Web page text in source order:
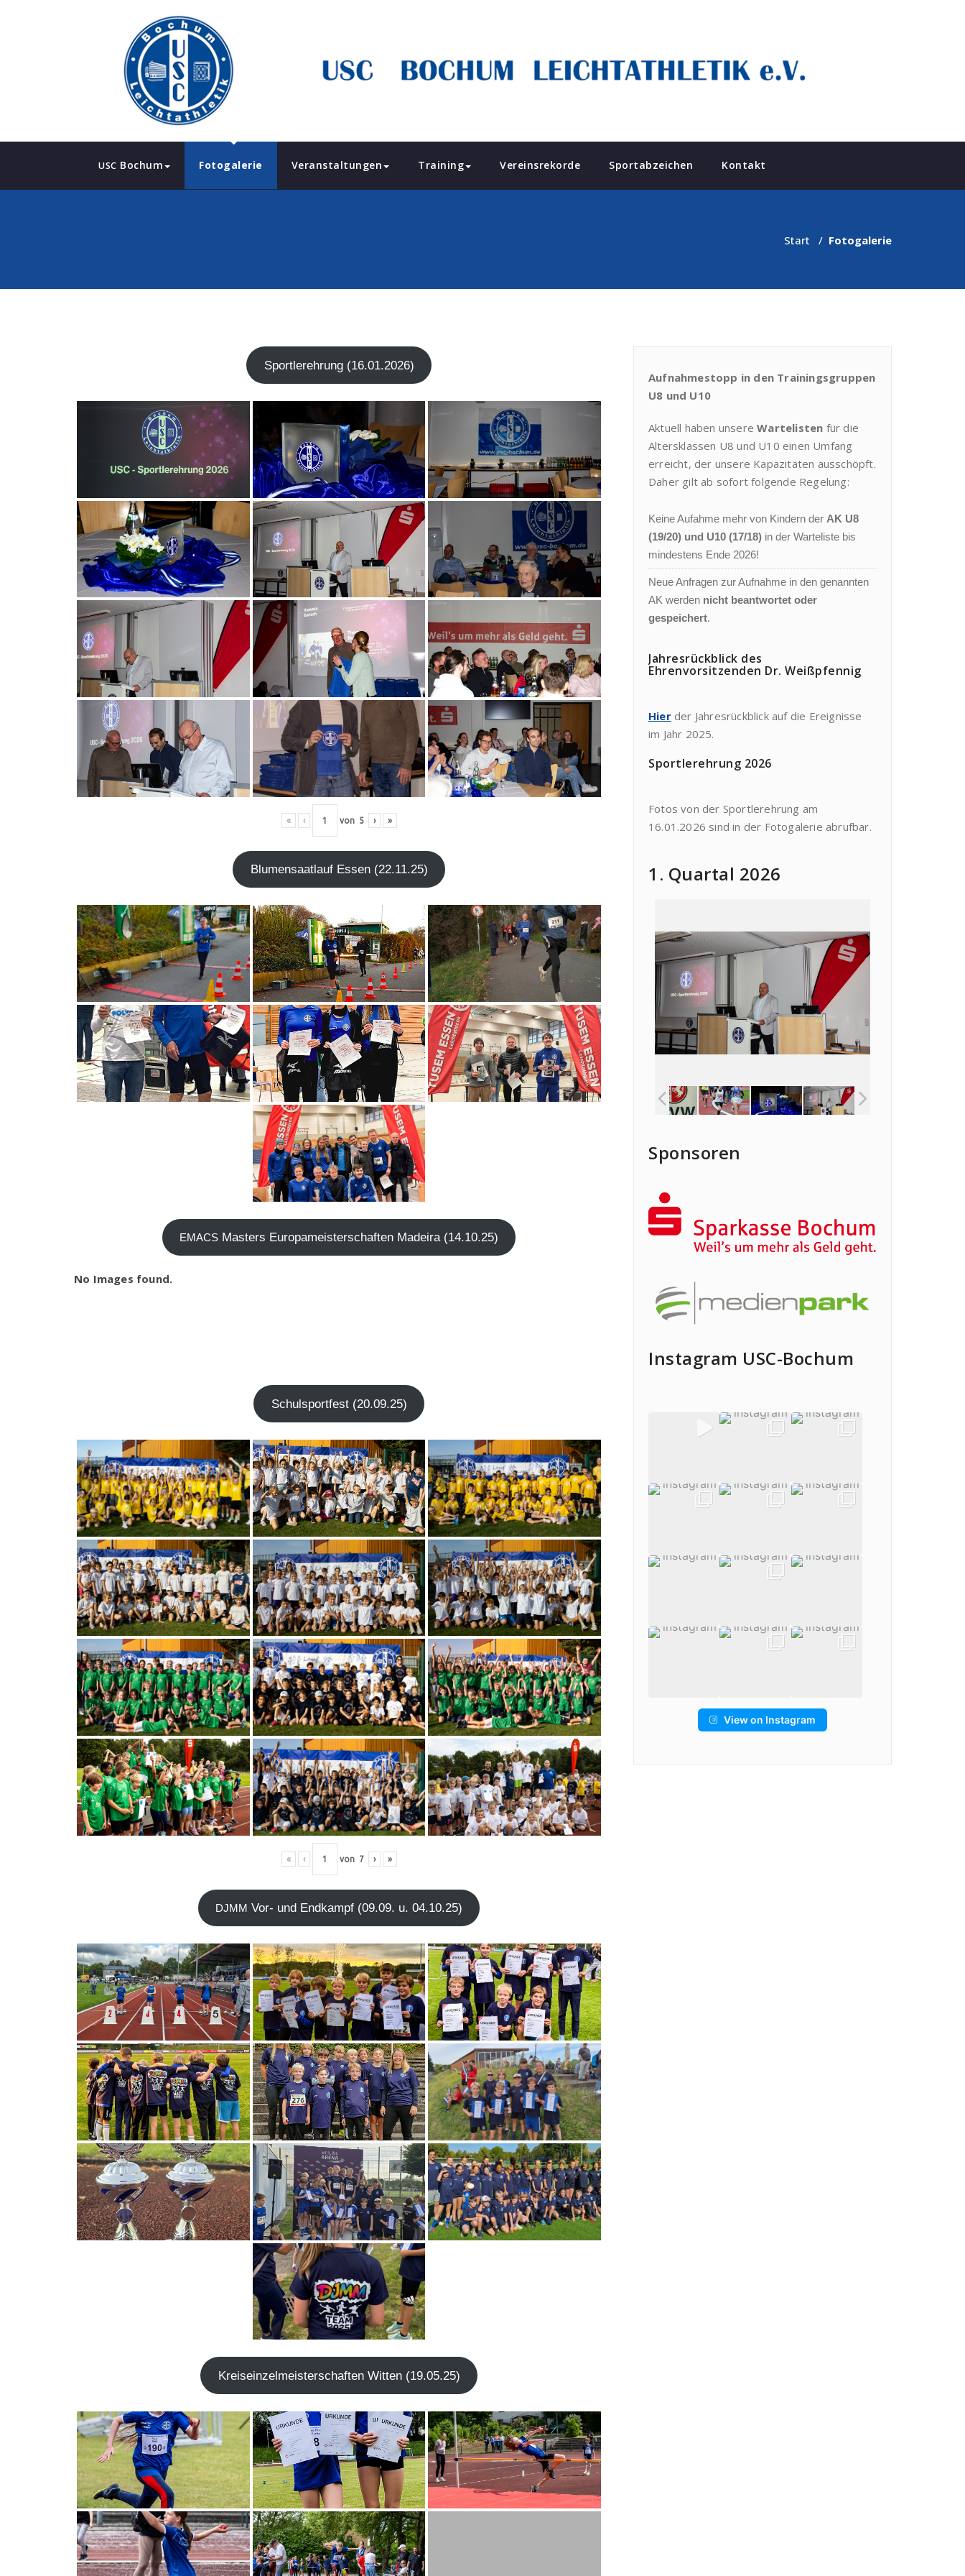
USC Bochum Fotogalerie Veranstaltungen Training Vereinsrekorde Sportabzeichen Kontakt
Start / Fotogalerie
Sport­ler­eh­rung (16.01.2026)
« ‹ von 5 › »
Blu­men­saat­lauf Essen (22.11.25)
EMACS Mas­ters Euro­pa­meis­ter­schaf­ten Madei­ra (14.10.25)
No Images found.
Schul­sport­fest (20.09.25)
« ‹ von 7 › »
DJMM Vor- und End­kampf (09.09. u. 04.10.25)
Kreis­ein­zel­meis­ter­schaf­ten Wit­ten (19.05.25)
Aufnahmestopp in den Trainingsgruppen
U8 und U10
Aktuell haben unsereWartelisten für die
Altersklassen U8 und U10 einen Umfang
erreicht, der unsere Kapazitäten ausschöpft.
Daher gilt ab sofort folgende Regelung:
Keine Aufahme mehr von Kindern der AK U8
(19/20) und U10 (17/18) in der Warteliste bis
mindestens Ende 2026!
Neue Anfragen zur Aufnahme in den genannten
AK werden nicht beantwortet oder
gespeichert.
Jahresrückblick des
Ehrenvorsitzenden Dr. Weißpfennig
Hierder Jahresrückblick auf die Ereignisse
im Jahr 2025.
Sportlerehrung 2026
Fotos von der Sportlerehrung am
16.01.2026 sind in der Fotogalerie abrufbar.
1. Quartal 2026
Sponsoren
Instagram USC-Bochum
View on Instagram